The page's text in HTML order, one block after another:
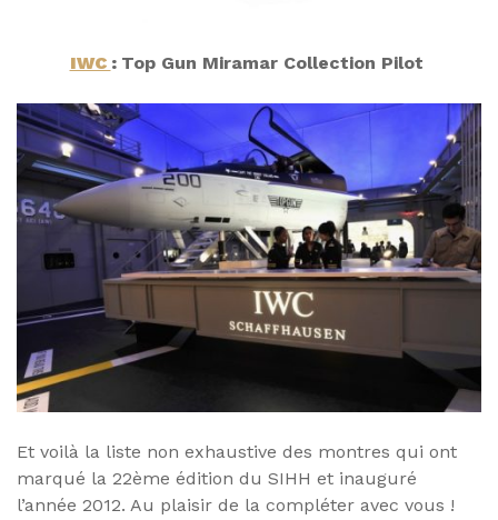
IWC : Top Gun Miramar Collection Pilot
Et voilà la liste non exhaustive des montres qui ont
marqué la 22ème édition du SIHH et inauguré
l’année 2012. Au plaisir de la compléter avec vous !